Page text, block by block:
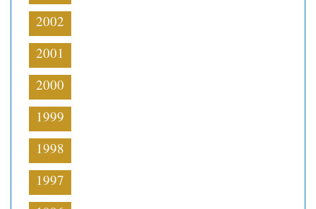
2002
2001
2000
1999
1998
1997